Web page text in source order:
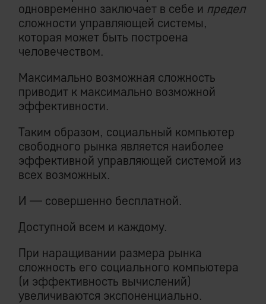
одновременно заключает в себе и предел
сложности управляющей системы,
которая может быть построена
человечеством.
Максимально возможная сложность
приводит к максимально возможной
эффективности.
Таким образом, социальный компьютер
свободного рынка является наиболее
эффективной управляющей системой из
всех возможных.
И — совершенно бесплатной.
Доступной всем и каждому.
При наращивании размера рынка
сложность его социального компьютера
(и эффективность вычислений)
увеличиваются экспоненциально.